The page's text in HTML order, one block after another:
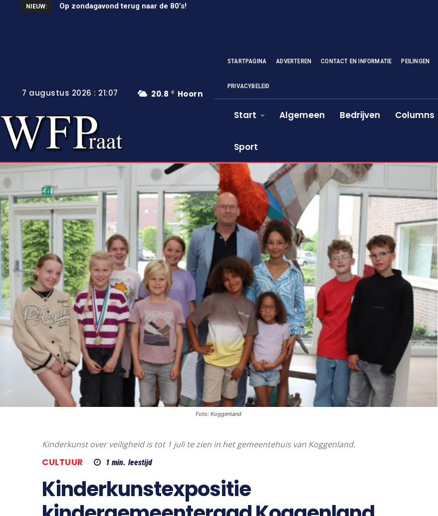
NIEUW: Op zondagavond terug naar de 80’s!
Unieke wielerkoers in Wervershoof
20.8 C Hoorn
7 augustus 2026 : 21:07
STARTPAGINA ADVERTEREN CONTACT EN INFORMATIE PEILINGEN
PRIVACYBELEID
Start Algemeen Bedrijven Columns
Sport
Foto: Koggenland
Kinderkunst over veiligheid is tot 1 juli te zien in het gemeentehuis van Koggenland.
CULTUUR 1 min. leestijd
Kinderkunstexpositie